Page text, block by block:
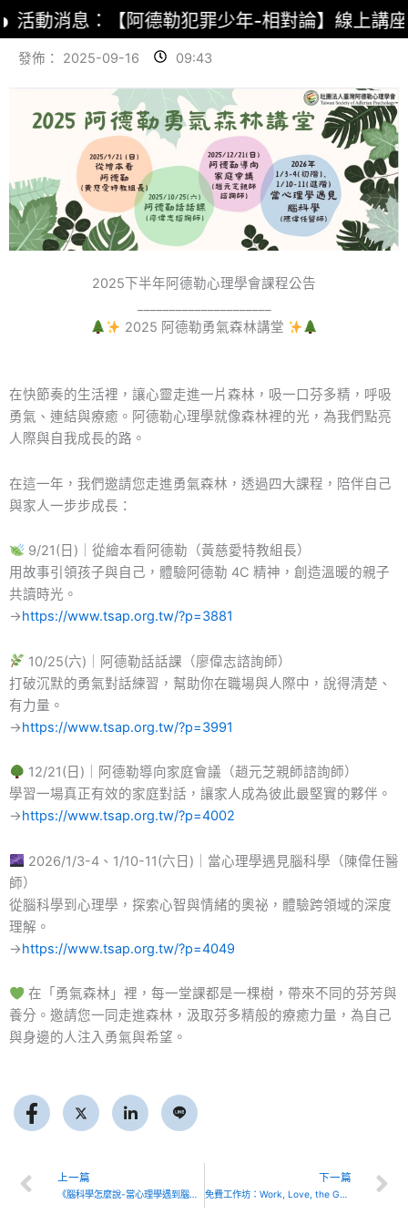
活動消息：【阿德勒犯罪少年-相對論】線上講
發佈： 2025-09-16 09:43
2025下半年阿德勒心理學會課程公告
2025 阿德勒勇氣森林講堂
在快節奏的生活裡，讓心靈走進一片森林，吸一口芬多精，呼吸
勇氣、連結與療癒。阿德勒心理學就像森林裡的光，為我們點亮
人際與自我成長的路。
在這一年，我們邀請您走進勇氣森林，透過四大課程，陪伴自己
與家人一步步成長：
9/21(日)｜從繪本看阿德勒（黃慈愛特教組長）
用故事引領孩子與自己，體驗阿德勒 4C 精神，創造溫暖的親子
共讀時光。
→https://www.tsap.org.tw/?p=3881
10/25(六)｜阿德勒話話課（廖偉志諮詢師）
打破沉默的勇氣對話練習，幫助你在職場與人際中，說得清楚、
有力量。
→https://www.tsap.org.tw/?p=3991
12/21(日)｜阿德勒導向家庭會議（趙元芝親師諮詢師）
學習一場真正有效的家庭對話，讓家人成為彼此最堅實的夥伴。
→https://www.tsap.org.tw/?p=4002
2026/1/3-4、1/10-11(六日)｜當心理學遇見腦科學（陳偉任醫
師）
從腦科學到心理學，探索心智與情緒的奧祕，體驗跨領域的深度
理解。
→https://www.tsap.org.tw/?p=4049
在「勇氣森林」裡，每一堂課都是一棵樹，帶來不同的芬芳與
養分。邀請您一同走進森林，汲取芬多精般的療癒力量，為自己
與身邊的人注入勇氣與希望。
Prev
上一篇
《腦科學怎麼說-當心理學遇到腦科學初階及進階課程》
下一篇
免費工作坊：Work, Love, the Good Life: 後四十人生勇氣實踐